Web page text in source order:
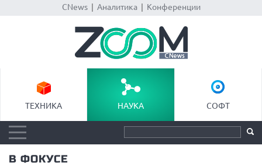
CNews| Аналитика| Конференции
ТЕХНИКА НАУКА СОФТ
В ФОКУСЕ